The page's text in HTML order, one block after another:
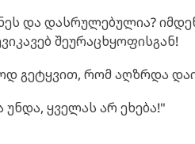
და დასრულებულია?
შეურაცხყოფისგან!
გეტყვით, რომ აღზრდა
უნდა, ყველას არ ეხება!"